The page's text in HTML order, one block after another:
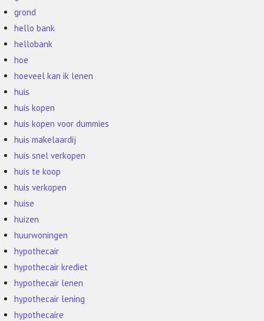
grond
hello bank
hellobank
hoe
hoeveel kan ik lenen
huis
huis kopen
huis kopen voor dummies
huis makelaardij
huis snel verkopen
huis te koop
huis verkopen
huise
huizen
huurwoningen
hypothecair
hypothecair krediet
hypothecair lenen
hypothecair lening
hypothecaire